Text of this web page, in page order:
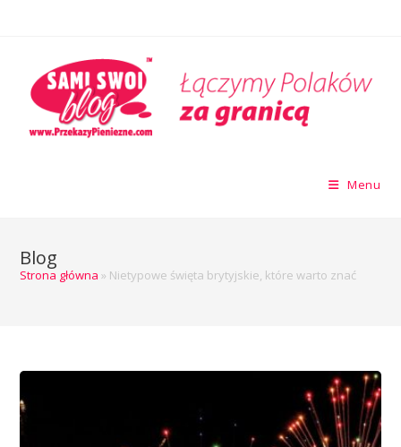
Menu
Blog
Strona główna » Nietypowe święta brytyjskie, które warto znać